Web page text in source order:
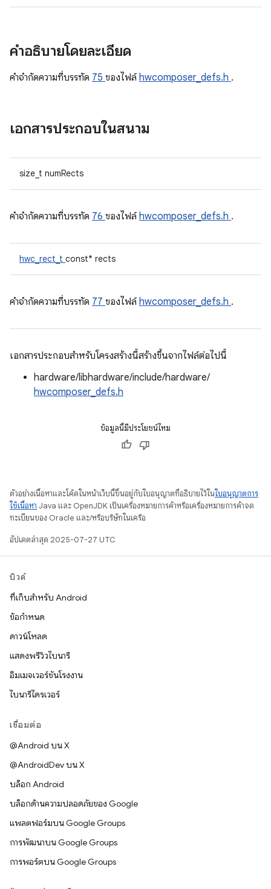
คำอธิบายโดยละเอียด
คําจํากัดความที่บรรทัด 75 ของไฟล์hwcomposer_defs.h .
เอกสารประกอบในสนาม
size_t numRects
คําจํากัดความที่บรรทัด 76 ของไฟล์hwcomposer_defs.h .
hwc_rect_t const* rects
คําจํากัดความที่บรรทัด 77 ของไฟล์hwcomposer_defs.h .
เอกสารประกอบสำหรับโครงสร้างนี้สร้างขึ้นจากไฟล์ต่อไปนี้
hardware/libhardware/include/hardware/
hwcomposer_defs.h
ข้อมูลนี้มีประโยชน์ไหม
ตัวอย่างเนื้อหาและโค้ดในหน้าเว็บนี้ขึ้นอยู่กับใบอนุญาตที่อธิบายไว้ในใบอนุญาตการ
ใช้เนื้อหา Java และ OpenJDK เป็นเครื่องหมายการค้าหรือเครื่องหมายการค้าจด
ทะเบียนของ Oracle และ/หรือบริษัทในเครือ
อัปเดตล่าสุด 2025-07-27 UTC
บิวด์
ที่เก็บสำหรับ Android
ข้อกำหนด
ดาวน์โหลด
แสดงพรีวิวไบนารี
อิมเมจเวอร์ชันโรงงาน
ไบนารีไดรเวอร์
เชื่อมต่อ
@Android บน X
@AndroidDev บน X
บล็อก Android
บล็อกด้านความปลอดภัยของ Google
แพลตฟอร์มบน Google Groups
การพัฒนาบน Google Groups
การพอร์ตบน Google Groups